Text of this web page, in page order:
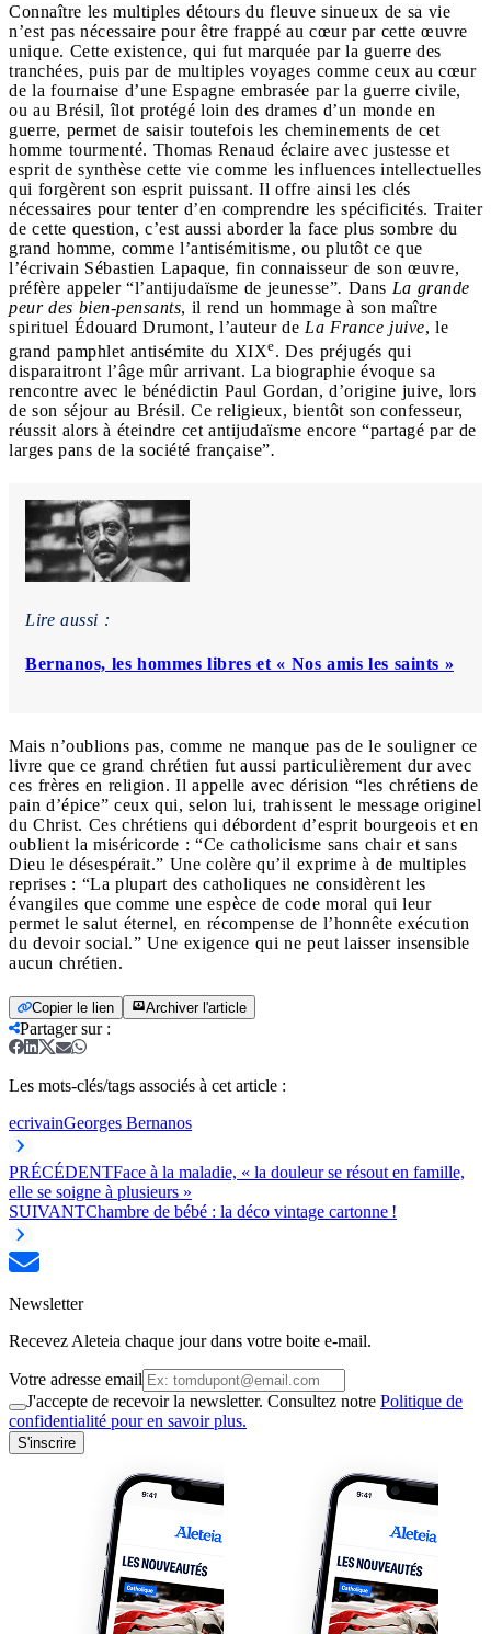
Connaître les multiples détours du fleuve sinueux de sa vie
n’est pas nécessaire pour être frappé au cœur par cette œuvre
unique. Cette existence, qui fut marquée par la guerre des
tranchées, puis par de multiples voyages comme ceux au cœur
de la fournaise d’une Espagne embrasée par la guerre civile,
ou au Brésil, îlot protégé loin des drames d’un monde en
guerre, permet de saisir toutefois les cheminements de cet
homme tourmenté. Thomas Renaud éclaire avec justesse et
esprit de synthèse cette vie comme les influences intellectuelles
qui forgèrent son esprit puissant. Il offre ainsi les clés
nécessaires pour tenter d’en comprendre les spécificités. Traiter
de cette question, c’est aussi aborder la face plus sombre du
grand homme, comme l’antisémitisme, ou plutôt ce que
l’écrivain Sébastien Lapaque, fin connaisseur de son œuvre,
préfère appeler “l’antijudaïsme de jeunesse”. Dans La grande
peur des bien-pensants, il rend un hommage à son maître
spirituel Édouard Drumont, l’auteur de La France juive, le
grand pamphlet antisémite du XIXe. Des préjugés qui
disparaitront l’âge mûr arrivant. La biographie évoque sa
rencontre avec le bénédictin Paul Gordan, d’origine juive, lors
de son séjour au Brésil. Ce religieux, bientôt son confesseur,
réussit alors à éteindre cet antijudaïsme encore “partagé par de
larges pans de la société française”.
Lire aussi :
Bernanos, les hommes libres et « Nos amis les saints »
Mais n’oublions pas, comme ne manque pas de le souligner ce
livre que ce grand chrétien fut aussi particulièrement dur avec
ces frères en religion. Il appelle avec dérision “les chrétiens de
pain d’épice” ceux qui, selon lui, trahissent le message originel
du Christ. Ces chrétiens qui débordent d’esprit bourgeois et en
oublient la miséricorde : “Ce catholicisme sans chair et sans
Dieu le désespérait.” Une colère qu’il exprime à de multiples
reprises : “La plupart des catholiques ne considèrent les
évangiles que comme une espèce de code moral qui leur
permet le salut éternel, en récompense de l’honnête exécution
du devoir social.” Une exigence qui ne peut laisser insensible
aucun chrétien.
Copier le lien Archiver l'article
Partager sur:
Les mots-clés/tags associés à cet article :
ecrivainGeorges Bernanos
PRÉCÉDENTFace à la maladie, « la douleur se résout en famille,
elle se soigne à plusieurs »
SUIVANTChambre de bébé : la déco vintage cartonne !
Newsletter
Recevez Aleteia chaque jour dans votre boite e-mail.
Votre adresse email
J'accepte de recevoir la newsletter. Consultez notre Politique de
confidentialité pour en savoir plus.
S'inscrire